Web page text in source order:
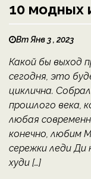
10 модных
Вт Янв 3 , 2023
Какой бы выход
сегодня, это
циклична.
прошлого века,
любая
конечно, любим
сережки леди Ди
худи […]